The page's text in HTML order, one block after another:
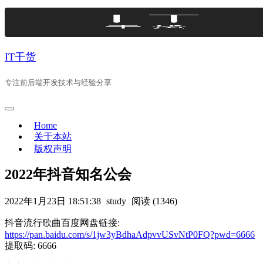
Skip
IT干货
专注前后端开发技术与经验分享
Home
关于本站
版权声明
2022年抖音知名公会
2022年1月23日 18:51:38 study 阅读 (1346)
抖音流行歌曲百度网盘链接:
https://pan.baidu.com/s/1jw3yBdhaAdpvvUSvNtP0FQ?pwd=6666
提取码: 6666